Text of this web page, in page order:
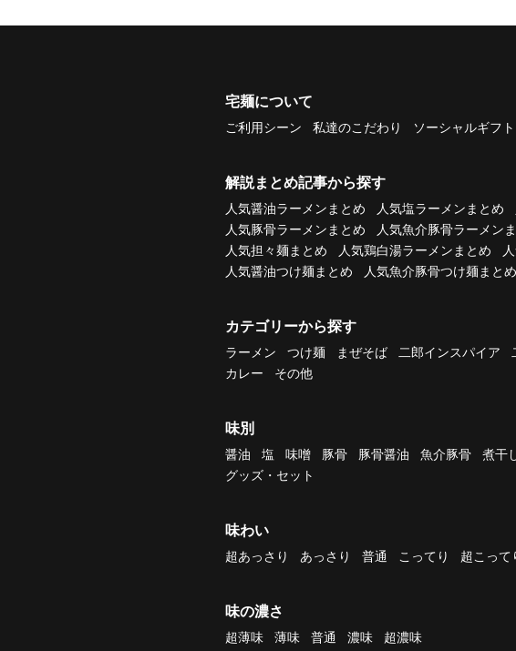
宅麺について
ご利用シーン 私達のこだわり ソーシャルギフト
解説まとめ記事から探す
人気醤油ラーメンまとめ 人気塩ラーメンまとめ
人気豚骨ラーメンまとめ
人気魚介豚骨ラーメン
人気担々麺まとめ
人気鶏白湯ラーメンまとめ
人気醤油つけ麺まとめ
人気魚介豚骨つけ麺まとめ
カテゴリーから探す
ラーメン つけ麺 まぜそば 二郎インスパイア
カレー
その他
味別
醤油 塩 味噌 豚骨 豚骨醤油 魚介豚骨 煮干
グッズ・セット
味わい
超あっさり あっさり 普通 こってり 超こって
味の濃さ
超薄味 薄味 普通 濃味 超濃味